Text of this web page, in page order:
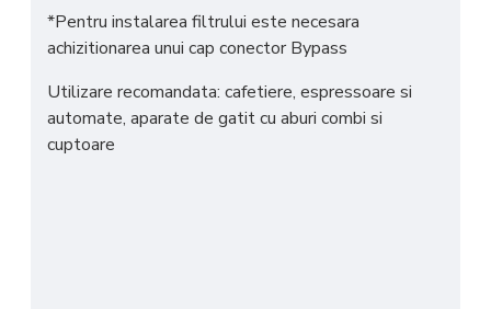
*Pentru instalarea filtrului este necesara
achizitionarea unui cap conector Bypass
Utilizare recomandata: cafetiere, espressoare si
automate, aparate de gatit cu aburi combi si
cuptoare